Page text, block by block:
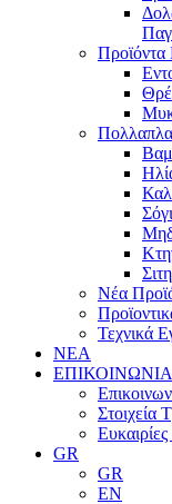
Προϊόντα
Νέα
Τεχνικά
ΝΕΑ
ΕΠΙΚΟΙΝΩΝΙΑ
Στοιχεία
GR
GR
EN